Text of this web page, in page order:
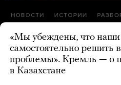
НОВОСТИ ИСТОРИИ
«Мы убеждены, что наши
самостоятельно решить
проблемы». Кремль — о
в Казахстане